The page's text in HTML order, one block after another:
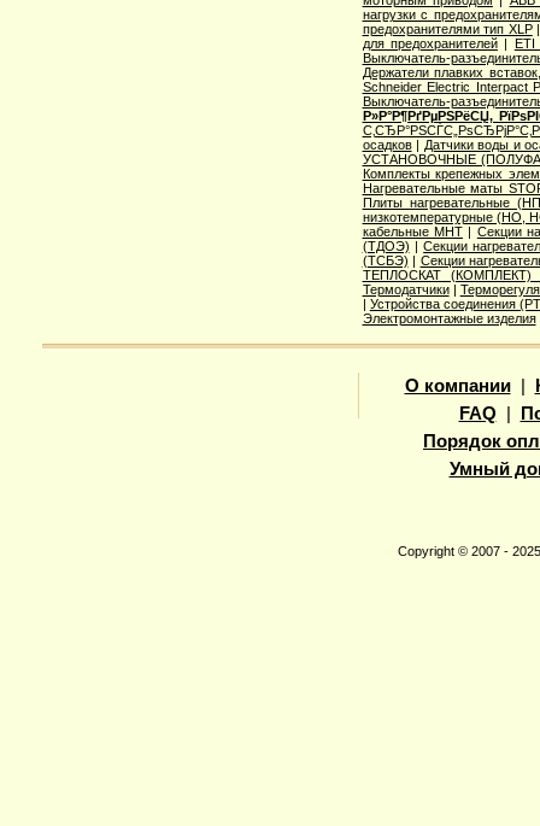
нагрузки с
предохранителями тип XLP
для предохранителей| ETI
Выключатель-
Держатели плавких
Schneider Electric Interpact
Выключатель-
Р»Р°Р¶РґРµРЅРёСЏ,
осадков| Датчики воды и
УСТАНОВОЧНЫЕ
Комплекты крепежных
Нагревательные маты
Плиты нагревательные
низкотемпературные
кабельные МНТ| Секции
(ТДОЭ) |Секции
(ТСБЭ) | Секции
ТЕПЛОСКАТ (КОМПЛЕКТ)
Термодатчики|
| Устройства соединения
Электромонтажные изделия
О компании|
FAQ
Порядок
Умный
Copyright © 2007 -